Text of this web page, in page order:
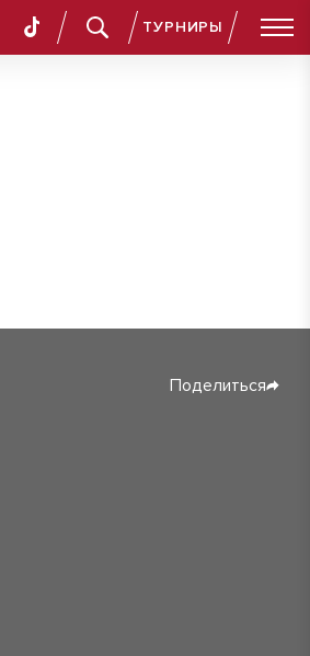
ТУРНИРЫ
Поделиться